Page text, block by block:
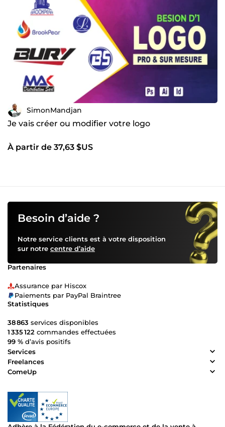
SimonMandjan
Je vais créer ou modifier votre logo
À partir de 37,63 $US
Besoin d’aide ?
Notre service clients est à votre disposition
sur notre centre d’aide
Partenaires
Assurance par Hiscox
Paiements par PayPal Braintree
Statistiques
38 863 services disponibles
1 335 122 commandes effectuées
99 % d’avis positifs
Services
Freelances
ComeUp